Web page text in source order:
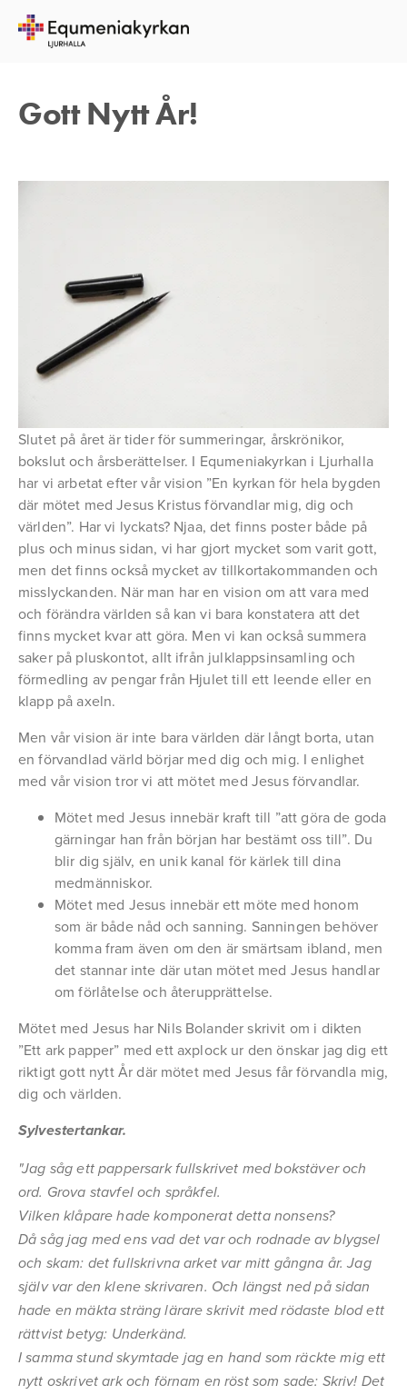
Gott Nytt År!
Slutet på året är tider för summeringar, årskrönikor,
bokslut och årsberättelser. I Equmeniakyrkan i Ljurhalla
har vi arbetat efter vår vision ”En kyrkan för hela bygden
där mötet med Jesus Kristus förvandlar mig, dig och
världen”. Har vi lyckats? Njaa, det finns poster både på
plus och minus sidan, vi har gjort mycket som varit gott,
men det finns också mycket av tillkortakommanden och
misslyckanden. När man har en vision om att vara med
och förändra världen så kan vi bara konstatera att det
finns mycket kvar att göra. Men vi kan också summera
saker på pluskontot, allt ifrån julklappsinsamling och
förmedling av pengar från Hjulet till ett leende eller en
klapp på axeln.
Men vår vision är inte bara världen där långt borta, utan
en förvandlad värld börjar med dig och mig. I enlighet
med vår vision tror vi att mötet med Jesus förvandlar.
Mötet med Jesus innebär kraft till ”att göra de goda
gärningar han från början har bestämt oss till”. Du
blir dig själv, en unik kanal för kärlek till dina
medmänniskor.
Mötet med Jesus innebär ett möte med honom
som är både nåd och sanning. Sanningen behöver
komma fram även om den är smärtsam ibland, men
det stannar inte där utan mötet med Jesus handlar
om förlåtelse och återupprättelse.
Mötet med Jesus har Nils Bolander skrivit om i dikten
”Ett ark papper” med ett axplock ur den önskar jag dig ett
riktigt gott nytt År där mötet med Jesus får förvandla mig,
dig och världen.
Sylvestertankar.
"Jag såg ett pappersark fullskrivet med bokstäver och
ord. Grova stavfel och språkfel.
Vilken klåpare hade komponerat detta nonsens?
Då såg jag med ens vad det var och rodnade av blygsel
och skam: det fullskrivna arket var mitt gångna år. Jag
själv var den klene skrivaren. Och längst ned på sidan
hade en mäkta sträng lärare skrivit med rödaste blod ett
rättvist betyg: Underkänd.
I samma stund skymtade jag en hand som räckte mig ett
nytt oskrivet ark och förnam en röst som sade: Skriv! Det
20 DECEMBER 2017